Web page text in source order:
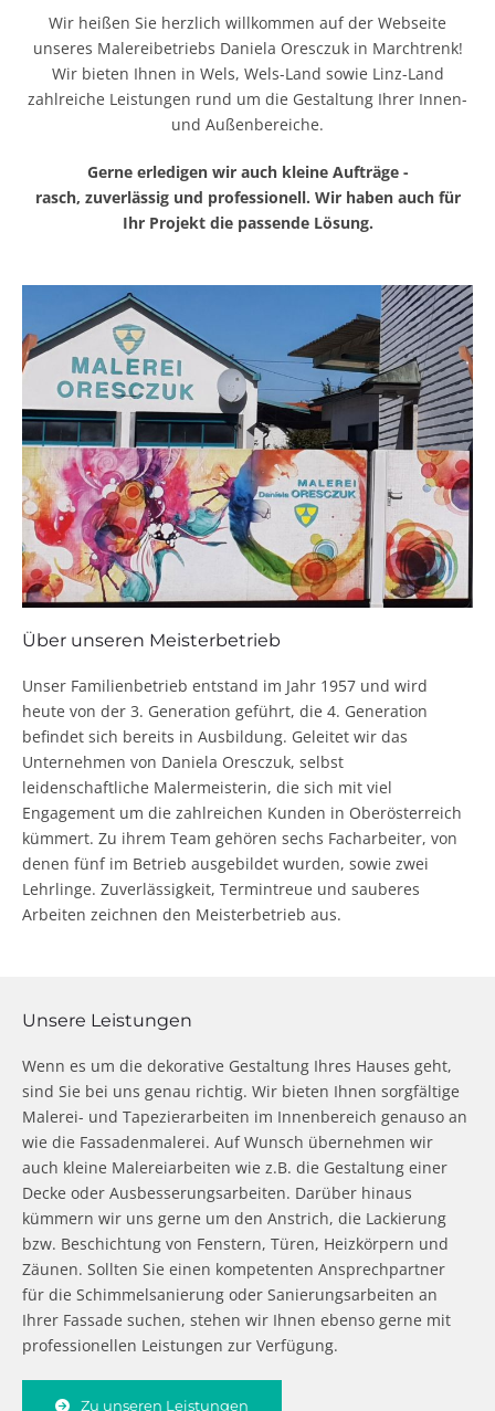
Wir heißen Sie herzlich willkommen auf der Webseite
unseres Malereibetriebs Daniela Oresczuk in Marchtrenk!
Wir bieten Ihnen in Wels, Wels-Land sowie Linz-Land
zahlreiche Leistungen rund um die Gestaltung Ihrer Innen-
und Außenbereiche.
Gerne erledigen wir auch kleine Aufträge -
rasch, zuverlässig und professionell. Wir haben auch für
Ihr Projekt die passende Lösung.
Über unseren Meisterbetrieb
Unser Familienbetrieb entstand im Jahr 1957 und wird
heute von der 3. Generation geführt, die 4. Generation
befindet sich bereits in Ausbildung. Geleitet wir das
Unternehmen von Daniela Oresczuk, selbst
leidenschaftliche Malermeisterin, die sich mit viel
Engagement um die zahlreichen Kunden in Oberösterreich
kümmert. Zu ihrem Team gehören sechs Facharbeiter, von
denen fünf im Betrieb ausgebildet wurden, sowie zwei
Lehrlinge. Zuverlässigkeit, Termintreue und sauberes
Arbeiten zeichnen den Meisterbetrieb aus.
Unsere Leistungen
Wenn es um die dekorative Gestaltung Ihres Hauses geht,
sind Sie bei uns genau richtig. Wir bieten Ihnen sorgfältige
Malerei- und Tapezierarbeiten im Innenbereich genauso an
wie die Fassadenmalerei. Auf Wunsch übernehmen wir
auch kleine Malereiarbeiten wie z.B. die Gestaltung einer
Decke oder Ausbesserungsarbeiten. Darüber hinaus
kümmern wir uns gerne um den Anstrich, die Lackierung
bzw. Beschichtung von Fenstern, Türen, Heizkörpern und
Zäunen. Sollten Sie einen kompetenten Ansprechpartner
für die Schimmelsanierung oder Sanierungsarbeiten an
Ihrer Fassade suchen, stehen wir Ihnen ebenso gerne mit
professionellen Leistungen zur Verfügung.
Zu unseren Leistungen